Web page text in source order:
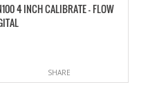
4 INCH CALIBRATE – FLOW
SHARE